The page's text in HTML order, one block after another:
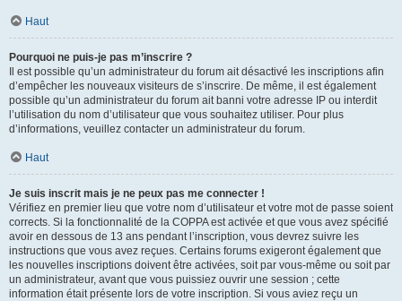
Haut
Pourquoi ne puis-je pas m’inscrire ?
Il est possible qu’un administrateur du forum ait désactivé les inscriptions afin
d’empêcher les nouveaux visiteurs de s’inscrire. De même, il est également
possible qu’un administrateur du forum ait banni votre adresse IP ou interdit
l’utilisation du nom d’utilisateur que vous souhaitez utiliser. Pour plus
d’informations, veuillez contacter un administrateur du forum.
Haut
Je suis inscrit mais je ne peux pas me connecter !
Vérifiez en premier lieu que votre nom d’utilisateur et votre mot de passe soient
corrects. Si la fonctionnalité de la COPPA est activée et que vous avez spécifié
avoir en dessous de 13 ans pendant l’inscription, vous devrez suivre les
instructions que vous avez reçues. Certains forums exigeront également que
les nouvelles inscriptions doivent être activées, soit par vous-même ou soit par
un administrateur, avant que vous puissiez ouvrir une session ; cette
information était présente lors de votre inscription. Si vous aviez reçu un